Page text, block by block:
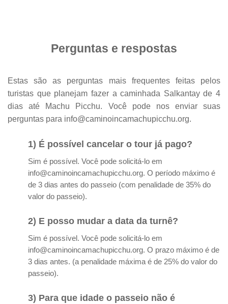
Perguntas e respostas
Estas são as perguntas mais frequentes feitas pelos
turistas que planejam fazer a caminhada Salkantay de 4
dias até Machu Picchu. Você pode nos enviar suas
perguntas para info@caminoincamachupicchu.org.
1) É possível cancelar o tour já pago?
Sim é possível. Você pode solicitá-lo em
info@caminoincamachupicchu.org. O período máximo é
de 3 dias antes do passeio (com penalidade de 35% do
valor do passeio).
2) E posso mudar a data da turnê?
Sim é possível. Você pode solicitá-lo em
info@caminoincamachupicchu.org. O prazo máximo é de
3 dias antes. (a penalidade máxima é de 25% do valor do
passeio).
3) Para que idade o passeio não é